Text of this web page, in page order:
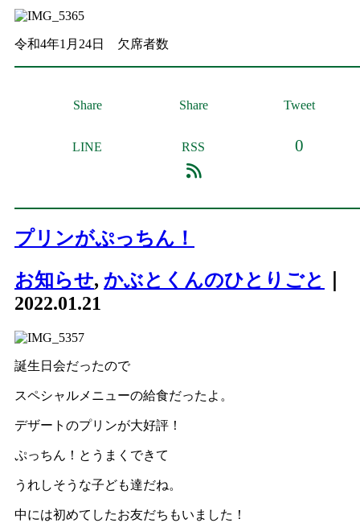
令和4年1月24日 欠席者数
Share Share Tweet
LINE RSS 0
プリンがぷっちん！
お知らせ, かぶとくんのひとりごと
2022.01.21
誕生日会だったので
スペシャルメニューの給食だったよ。
デザートのプリンが大好評！
ぷっちん！とうまくできて
うれしそうな子ども達だね。
中には初めてしたお友だちもいました！